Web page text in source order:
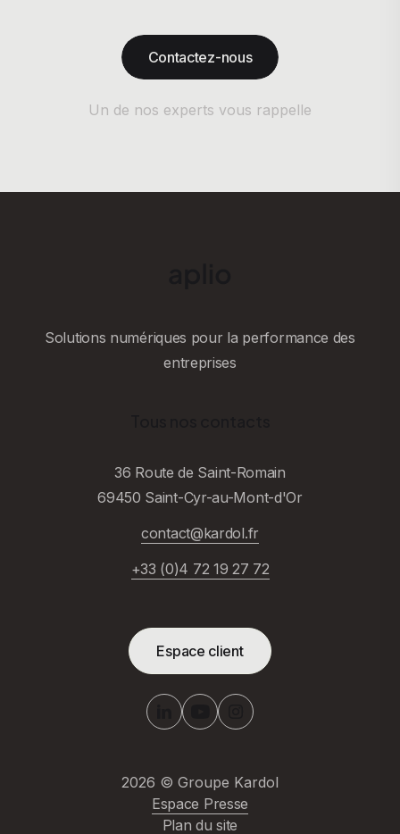
Contactez-nous
Un de nos experts vous rappelle
Solutions numériques pour la performance des
entreprises
36 Route de Saint-Romain
69450 Saint-Cyr-au-Mont-d'Or
contact@kardol.fr
+33 (0)4 72 19 27 72
Espace client
2026 © Groupe Kardol
Espace Presse
Plan du site